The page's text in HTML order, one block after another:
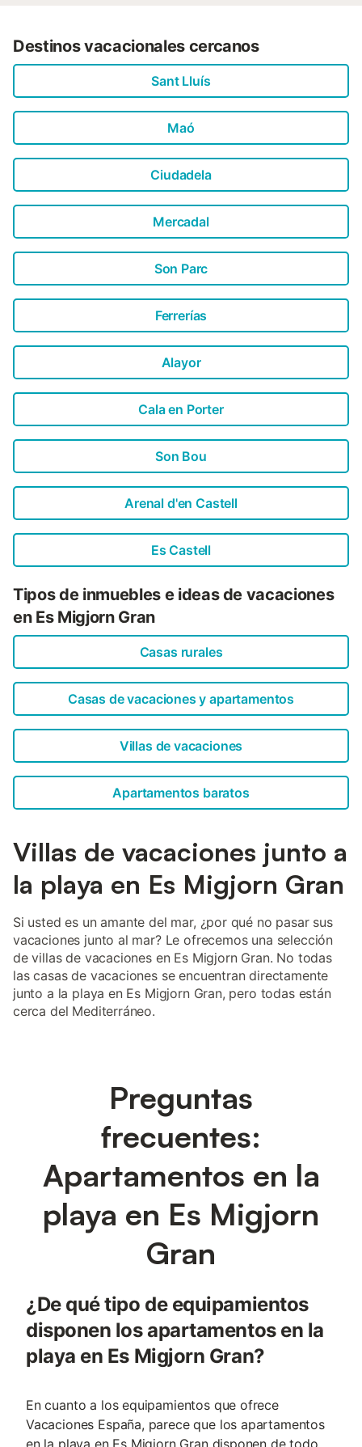
Destinos vacacionales cercanos
Sant Lluís
Maó
Ciudadela
Mercadal
Son Parc
Ferrerías
Alayor
Cala en Porter
Son Bou
Arenal d'en Castell
Es Castell
Tipos de inmuebles e ideas de vacaciones
en Es Migjorn Gran
Casas rurales
Casas de vacaciones y apartamentos
Villas de vacaciones
Apartamentos baratos
Villas de vacaciones junto a
la playa en Es Migjorn Gran
Si usted es un amante del mar, ¿por qué no pasar sus
vacaciones junto al mar? Le ofrecemos una selección
de villas de vacaciones en Es Migjorn Gran. No todas
las casas de vacaciones se encuentran directamente
junto a la playa en Es Migjorn Gran, pero todas están
cerca del Mediterráneo.
Preguntas
frecuentes:
Apartamentos en la
playa en Es Migjorn
Gran
¿De qué tipo de equipamientos
disponen los apartamentos en la
playa en Es Migjorn Gran?
En cuanto a los equipamientos que ofrece
Vacaciones España, parece que los apartamentos
en la playa en Es Migjorn Gran disponen de todo